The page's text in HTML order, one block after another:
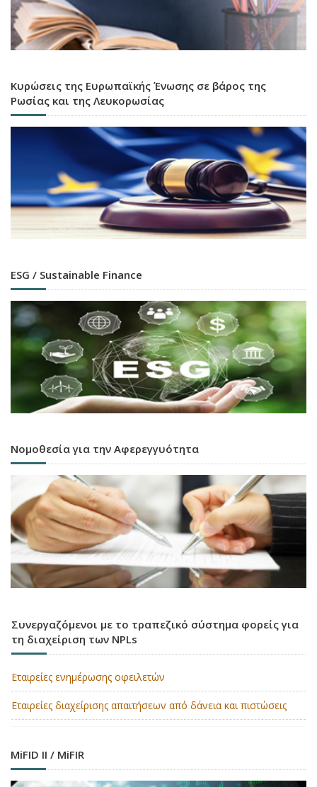
Κυρώσεις της Ευρωπαϊκής Ένωσης σε βάρος της
Ρωσίας και της Λευκορωσίας
ESG / Sustainable Finance
Νομοθεσία για την Αφερεγγυότητα
Συνεργαζόμενοι με το τραπεζικό σύστημα φορείς για
τη διαχείριση των NPLs
Εταιρείες ενημέρωσης οφειλετών
Εταιρείες διαχείρισης απαιτήσεων από δάνεια και πιστώσεις
MiFID II / MiFIR